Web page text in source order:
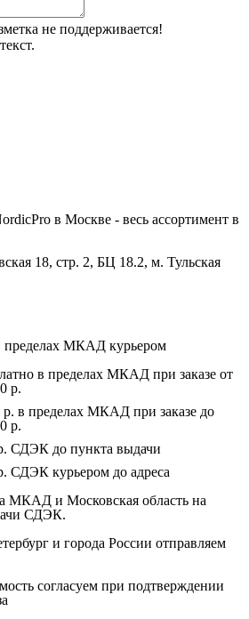
не поддерживается!
в Москве - весь ассортимент в
18, стр. 2, БЦ 18.2, м. Тульская
пределах МКАД курьером
в пределах МКАД при заказе от
р.
р. в пределах МКАД при заказе до
р.
СДЭК до пункта выдачи
СДЭК курьером до адреса
МКАД и Московская область на
СДЭК.
и города России отправляем
согласуем при подтверждении